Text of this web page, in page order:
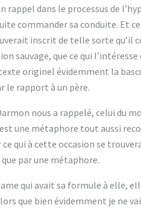
rappel dans le processus de
commander sa conduite. Et
inscrit de telle sorte qu’il
sauvage, que ce qui
originel évidemment la
le rapport à un père.
nous a rappelé, celui du
une métaphore tout aussi
qui à cette occasion se
par une métaphore.
qui avait sa formule à elle,
que bien évidemment je ne